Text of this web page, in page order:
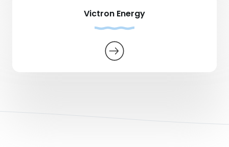
Victron Energy